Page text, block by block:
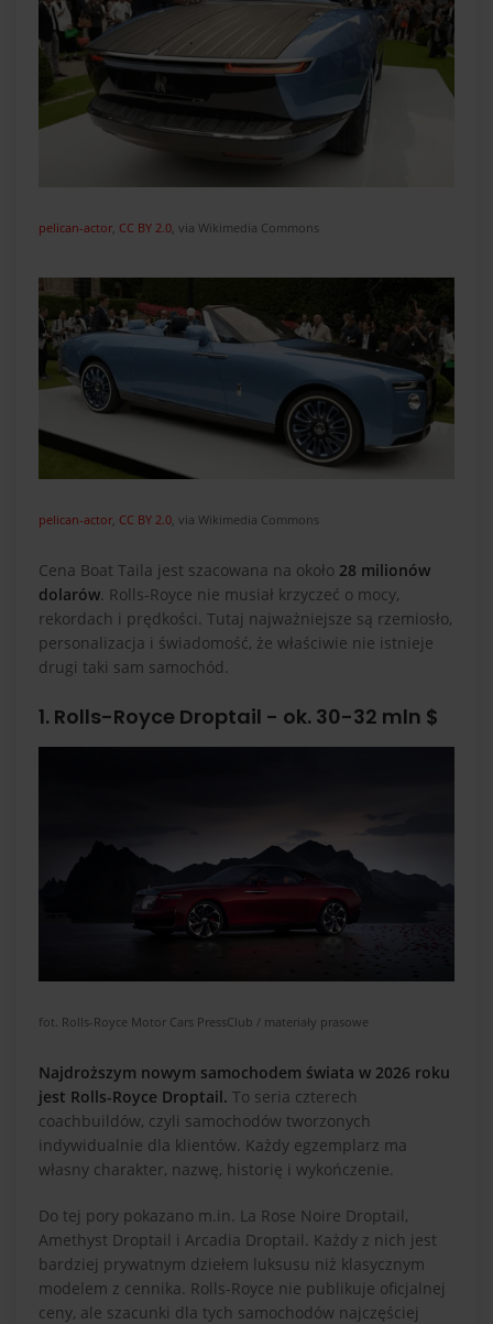
pelican-actor CC BY 2.0 , via Wikimedia Commons
pelican-actor, CC BY 2.0, via Wikimedia Commons
Cena Boat Taila jest szacowana na około 28 milionów
dolarów. Rolls-Royce nie musiał krzyczeć o mocy,
rekordach i prędkości. Tutaj najważniejsze są rzemiosło,
personalizacja i świadomość, że właściwie nie istnieje
drugi taki sam samochód.
1. Rolls-Royce Droptail - ok. 30-32 mln $
fot. Rolls-Royce Motor Cars PressClub / materiały prasowe
Najdroższym nowym samochodem świata w 2026 roku
jest Rolls-Royce Droptail. To seria czterech
coachbuildów, czyli samochodów tworzonych
indywidualnie dla klientów. Każdy egzemplarz ma
własny charakter, nazwę, historię i wykończenie.
Do tej pory pokazano m.in. La Rose Noire Droptail,
Amethyst Droptail i Arcadia Droptail. Każdy z nich jest
bardziej prywatnym dziełem luksusu niż klasycznym
modelem z cennika. Rolls-Royce nie publikuje oficjalnej
ceny, ale szacunki dla tych samochodów najczęściej